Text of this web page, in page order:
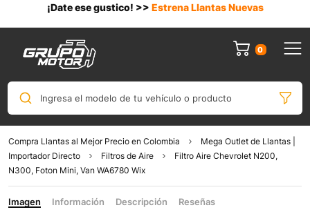
¡Date ese gustico! >> Estrena Llantas Nuevas
0
Ingresa el modelo de tu vehículo o producto
Compra Llantas al Mejor Precio en Colombia
Mega Outlet de Llantas |
Importador Directo
Filtros de Aire
Filtro Aire Chevrolet N200,
N300, Foton Mini, Van WA6780 Wix
Imagen Información Descripción Reseñas